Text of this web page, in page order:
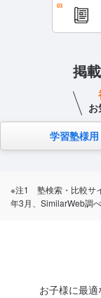
掲
学習塾様
※注1 塾検索・比較サ
年3月、SimilarWeb調べ
お子様に最